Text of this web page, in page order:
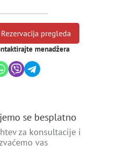
Rezervacija pregleda
menadžera
se besplatno
za konsultacije i
vas